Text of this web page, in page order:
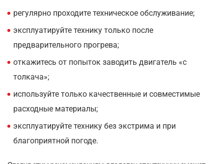
регулярно проходите техническое обслуживание;
эксплуатируйте технику только после
предварительного прогрева;
откажитесь от попыток заводить двигатель «с
толкача»;
используйте только качественные и совместимые
расходные материалы;
эксплуатируйте технику без экстрима и при
благоприятной погоде.